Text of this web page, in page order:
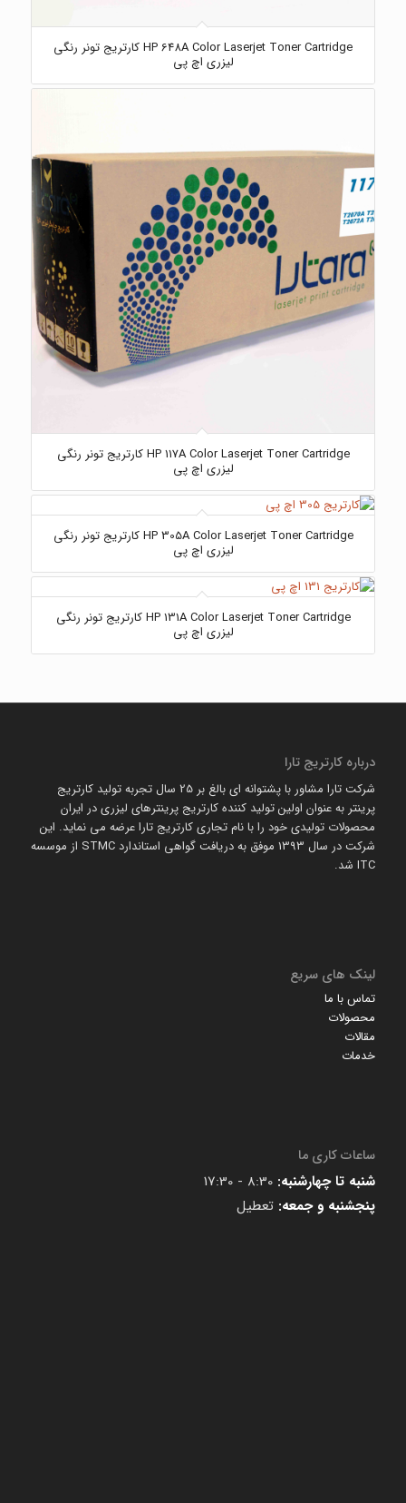
HP 648A Color Laserjet Toner Cartridge کارتریج تونر رنگی
لیزری اچ پی
HP 117A Color Laserjet Toner Cartridge کارتریج تونر رنگی
لیزری اچ پی
HP 305A Color Laserjet Toner Cartridge کارتریج تونر رنگی
لیزری اچ پی
HP 131A Color Laserjet Toner Cartridge کارتریج تونر رنگی
لیزری اچ پی
درباره کارتریج تارا
شرکت تارا مشاور با پشتوانه ای بالغ بر 25 سال تجربه تولید کارتریج
پرینتر به عنوان اولین تولید کننده کارتریج پرینترهای لیزری در ایران
محصولات تولیدی خود را با نام تجاری کارتریج تارا عرضه می نماید. این
شرکت در سال 1393 موفق به دریافت گواهی استاندارد STMC از موسسه
ITC شد.
لینک های سریع
تماس با ما
محصولات
مقالات
خدمات
ساعات کاری ما
شنبه تا چهارشنبه: 8:30 - 17:30
پنجشنبه و جمعه: تعطیل